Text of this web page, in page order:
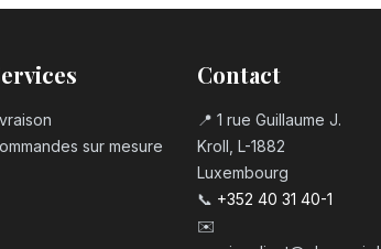
sur mesure
Contact
📍 1 rue Guillaume J.
Kroll, L-1882
Luxembourg
📞 +352 40 31 40-1
✉️